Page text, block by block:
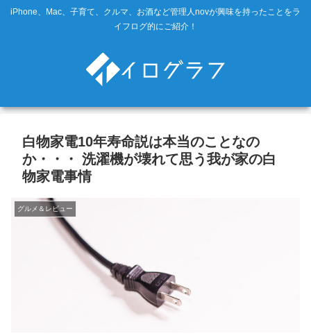
iPhone、Mac、子育て、クルマ、お酒など管理人novが興味を持ったことをラ
イフログ的にご紹介！
白物家電10年寿命説は本当のことなの
か・・・ 洗濯機が壊れて思う我が家の白
物家電事情
グルメ＆レビュー